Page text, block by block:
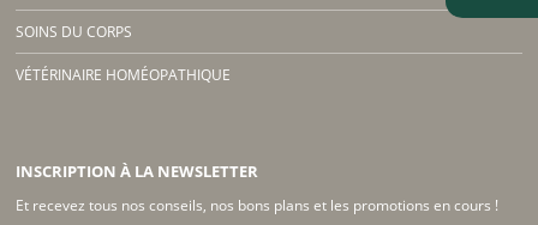
SOINS DU CORPS
VÉTÉRINAIRE HOMÉOPATHIQUE
INSCRIPTION À LA NEWSLETTER
Et recevez tous nos conseils, nos bons plans et les promotions en cours !